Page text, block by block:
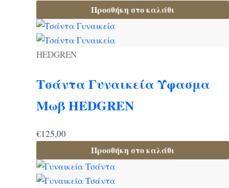
Προσθήκη στο καλάθι
HEDGREN
Τσάντα Γυναικεία Ύφασμα
Μωβ HEDGREN
€125,00
Προσθήκη στο καλάθι